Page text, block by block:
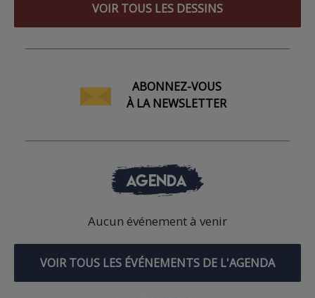
VOIR TOUS LES DESSINS
ABONNEZ-VOUS
À LA NEWSLETTER
AGENDA
Aucun événement à venir
VOIR TOUS LES ÉVÉNEMENTS DE L'AGENDA